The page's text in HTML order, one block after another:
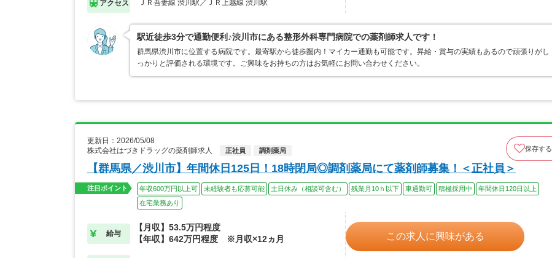
アクセス ＪＲ吾妻線 渋川駅／ＪＲ上越線 渋川駅
駅近徒歩3分で通勤便利♪渋川市にある整形外科専門病院での薬剤師求人です！
群馬県渋川市に位置する病院です。最寄駅から徒歩圏内！マイカー通勤も可能です。昇給・賞与の実績もあるので頑張りがし
っかりと評価される環境です。ご興味をお持ちの方はお気軽にお問い合わせください。
更新日：2026/05/08
株式会社はづきドラッグの薬剤師求人
正社員 調剤薬局 保存する
【群馬県／渋川市】年間休日125日！18時閉局◎調剤薬局にて薬剤師募集！＜正社員＞
注目ポイント 年収600万円以上可 未経験者も応募可能 土日休み（相談可含む） 残業月10ｈ以下 車通勤可 積極採用中
年間休日120日以上
在宅業務あり
給与
【月収】53.5万円程度
【年収】642万円程度 ※月収×12ヵ月
この求人に興味がある